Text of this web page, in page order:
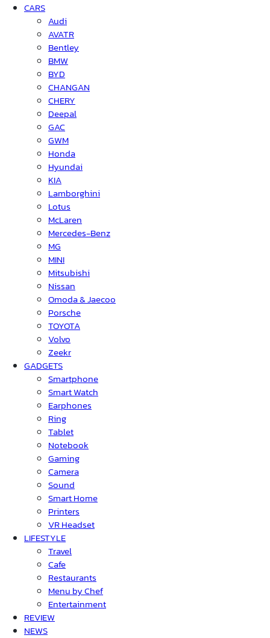
CARS
Audi
AVATR
Bentley
BMW
BYD
CHANGAN
CHERY
Deepal
GAC
GWM
Honda
Hyundai
KIA
Lamborghini
Lotus
McLaren
Mercedes-Benz
MG
MINI
Mitsubishi
Nissan
Omoda & Jaecoo
Porsche
TOYOTA
Volvo
Zeekr
GADGETS
Smartphone
Smart Watch
Earphones
Ring
Tablet
Notebook
Gaming
Camera
Sound
Smart Home
Printers
VR Headset
LIFESTYLE
Travel
Cafe
Restaurants
Menu by Chef
Entertainment
REVIEW
NEWS